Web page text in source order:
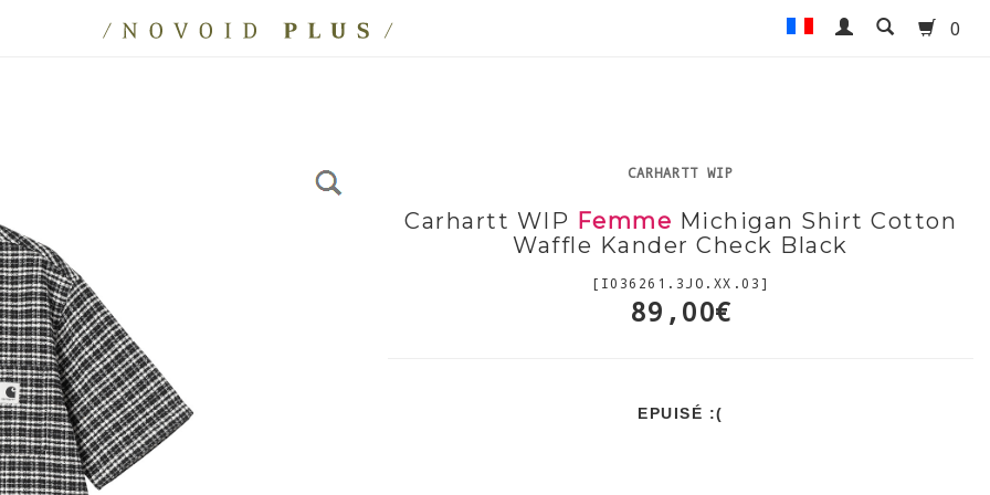
0
CARHARTT WIP
Carhartt WIP Femme Michigan Shirt Cotton
Waffle Kander Check Black
[I036261.3JO.XX.03]
89,00€
EPUISÉ :(